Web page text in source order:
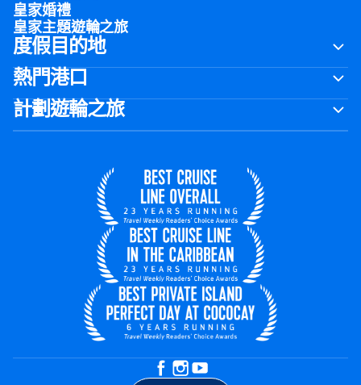
皇家婚禮
皇家主題遊輪之旅
度假目的地
熱門港口
計劃遊輪之旅